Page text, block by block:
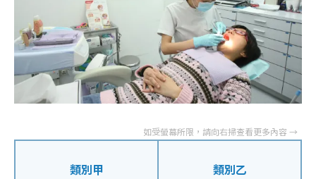
類別甲 類別乙